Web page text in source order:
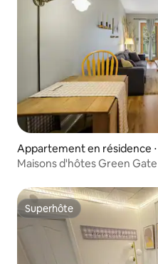
Appartement en résidence
Maisons d'hôtes Green
Superhôte
Superhôte